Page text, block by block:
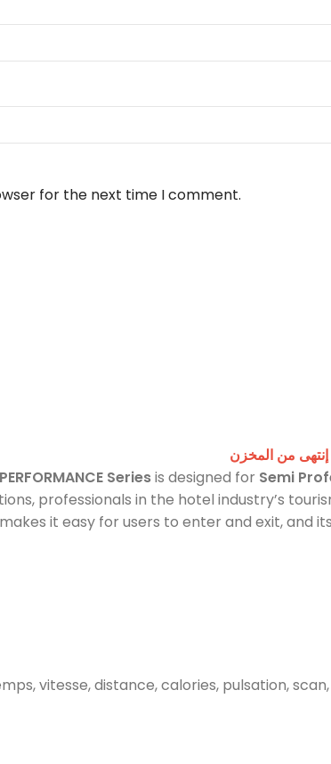
for the next time I comment.
إنتهى من المخزن
PERFORMANCE Seriesis designed for Semi
professionals in the hotel industry’s
it easy for users to enter and exit, and
vitesse, distance, calories, pulsation,